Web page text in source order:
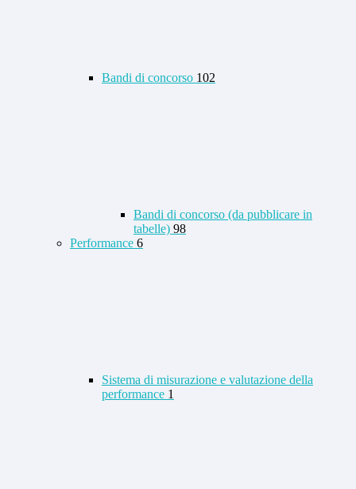
Bandi di concorso 102
Bandi di concorso (da pubblicare in
tabelle) 98
Performance 6
Sistema di misurazione e valutazione della
performance 1